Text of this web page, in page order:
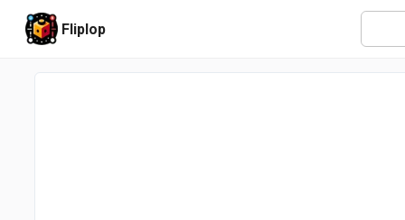
Fliplop